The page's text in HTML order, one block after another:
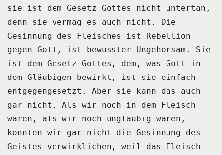
sie ist dem Gesetz Gottes nicht untertan,
denn sie vermag es auch nicht.
Die
Gesinnung des Fleisches ist Rebellion
gegen Gott, ist bewusster Ungehorsam.
Sie
ist dem Gesetz Gottes, dem, was Gott in
dem Gläubigen bewirkt, ist sie einfach
entgegengesetzt.
Aber sie kann das auch
gar nicht.
Als wir noch in dem Fleisch
waren, als wir noch ungläubig waren,
konnten wir gar nicht die Gesinnung des
Geistes verwirklichen,
weil das Fleisch